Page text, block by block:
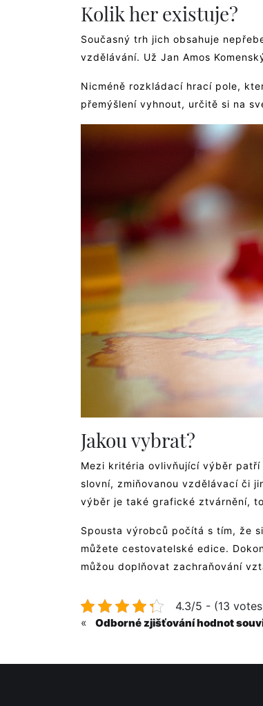
Kolik her existuje?
Současný trh jich obsahuje
vzdělávání. Už Jan Amos
Nicméně rozkládací hrací pole,
přemýšlení vyhnout, určitě si na
Jakou vybrat?
Mezi kritéria ovlivňující výběr
slovní, zmiňovanou vzdělávací či
výběr je také grafické ztvárnění,
Spousta výrobců počítá s tím, že
můžete cestovatelské edice.
můžou doplňovat zachraňování
4.3/5 - (13
«
Odborné zjišťování hodnot